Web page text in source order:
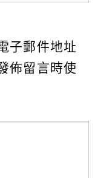
子郵件地址
佈留言時使